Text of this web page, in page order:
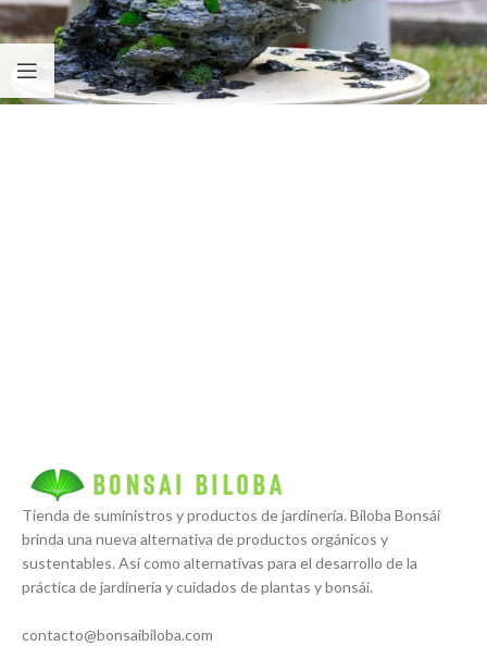
Tienda de suministros y productos de jardinería. Biloba Bonsái
brinda una nueva alternativa de productos orgánicos y
sustentables. Así como alternativas para el desarrollo de la
práctica de jardinería y cuidados de plantas y bonsái.
contacto@bonsaibiloba.com